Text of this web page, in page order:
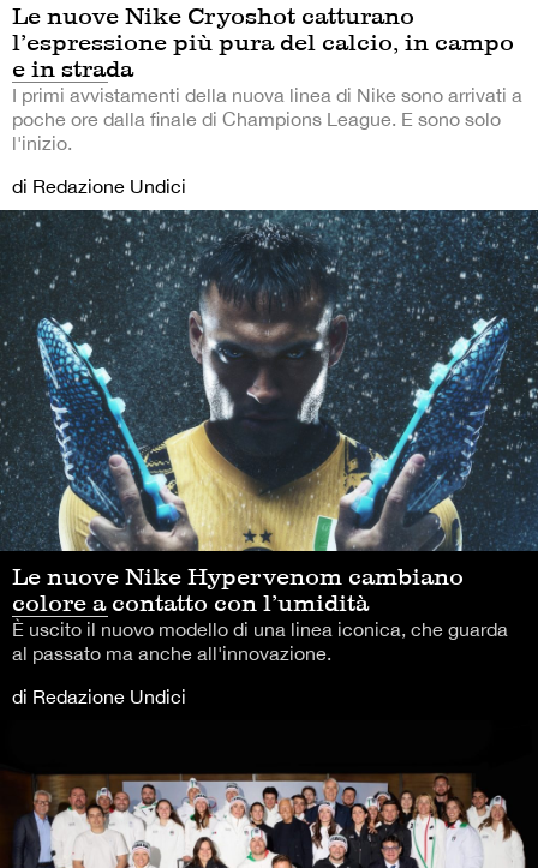
Le nuove Nike Cryoshot catturano
l’espressione più pura del calcio, in campo
e in strada
I primi avvistamenti della nuova linea di Nike sono arrivati a
poche ore dalla finale di Champions League. E sono solo
l'inizio.
di Redazione Undici
Le nuove Nike Hypervenom cambiano
colore a contatto con l’umidità
È uscito il nuovo modello di una linea iconica, che guarda
al passato ma anche all'innovazione.
di Redazione Undici